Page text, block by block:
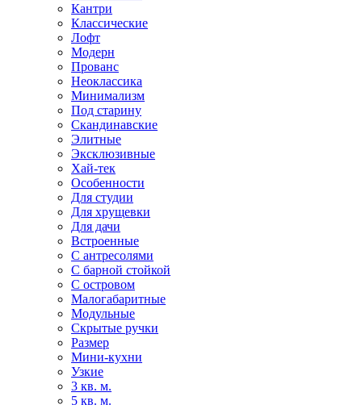
Кантри
Классические
Лофт
Модерн
Прованс
Неоклассика
Минимализм
Под старину
Скандинавские
Элитные
Эксклюзивные
Хай-тек
Особенности
Для студии
Для хрущевки
Для дачи
Встроенные
С антресолями
С барной стойкой
С островом
Малогабаритные
Модульные
Скрытые ручки
Размер
Мини-кухни
Узкие
3 кв. м.
5 кв. м.